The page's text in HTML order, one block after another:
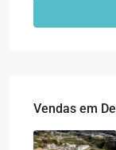
Vendas em